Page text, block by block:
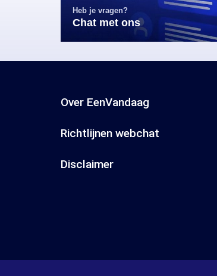
Heb je vragen?
Chat met ons
Over EenVandaag
Richtlijnen webchat
Disclaimer